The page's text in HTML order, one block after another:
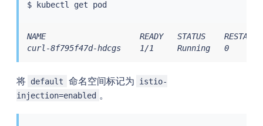
$ kubectl
NAME                    READY   STATUS    RESTARTS
curl-8f795f47d-hdcgs    1/1     Running   0
将 default 命名空间标记为
istio-
injection=enabled